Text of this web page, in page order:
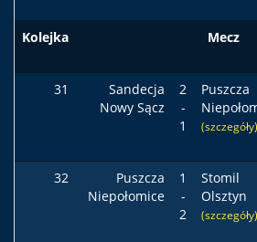
Kolejka Mecz
31
Sandecja
Nowy Sącz
2
-
1
Puszcza
(szczegóły)
32
Puszcza
Niepołomice
1
-
2
Stomil
Olsztyn
(szczegóły)